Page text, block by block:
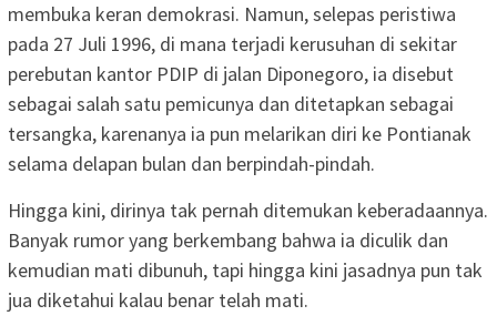
membuka keran demokrasi. Namun, selepas peristiwa
pada 27 Juli 1996, di mana terjadi kerusuhan di sekitar
perebutan kantor PDIP di jalan Diponegoro, ia disebut
sebagai salah satu pemicunya dan ditetapkan sebagai
tersangka, karenanya ia pun melarikan diri ke Pontianak
selama delapan bulan dan berpindah-pindah.
Hingga kini, dirinya tak pernah ditemukan keberadaannya.
Banyak rumor yang berkembang bahwa ia diculik dan
kemudian mati dibunuh, tapi hingga kini jasadnya pun tak
jua diketahui kalau benar telah mati.